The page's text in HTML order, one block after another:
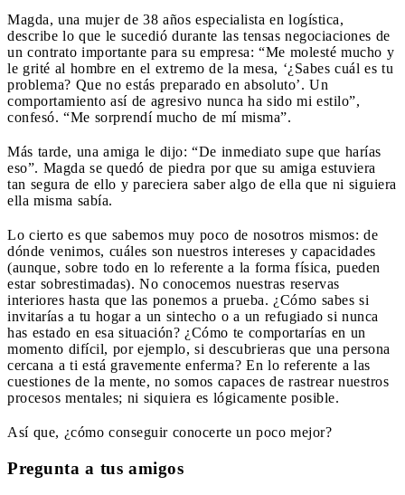
Magda, una mujer de 38 años especialista en logística,
describe lo que le sucedió durante las tensas negociaciones de
un contrato importante para su empresa: “Me molesté mucho y
le grité al hombre en el extremo de la mesa, ‘¿Sabes cuál es tu
problema? Que no estás preparado en absoluto’. Un
comportamiento así de agresivo nunca ha sido mi estilo”,
confesó. “Me sorprendí mucho de mí misma”.
Más tarde, una amiga le dijo: “De inmediato supe que harías
eso”. Magda se quedó de piedra por que su amiga estuviera
tan segura de ello y pareciera saber algo de ella que ni siguiera
ella misma sabía.
Lo cierto es que sabemos muy poco de nosotros mismos: de
dónde venimos, cuáles son nuestros intereses y capacidades
(aunque, sobre todo en lo referente a la forma física, pueden
estar sobrestimadas). No conocemos nuestras reservas
interiores hasta que las ponemos a prueba. ¿Cómo sabes si
invitarías a tu hogar a un sintecho o a un refugiado si nunca
has estado en esa situación? ¿Cómo te comportarías en un
momento difícil, por ejemplo, si descubrieras que una persona
cercana a ti está gravemente enferma? En lo referente a las
cuestiones de la mente, no somos capaces de rastrear nuestros
procesos mentales; ni siquiera es lógicamente posible.
Así que, ¿cómo conseguir conocerte un poco mejor?
Pregunta a tus amigos